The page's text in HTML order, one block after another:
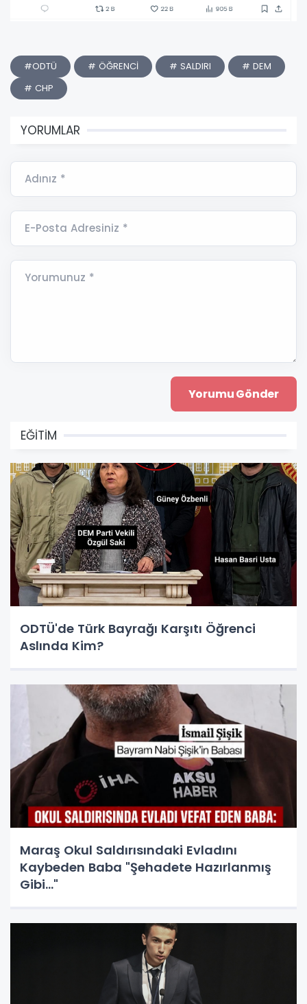
#ODTÜ # ÖĞRENCİ # SALDIRI
# DEM
# CHP
YORUMLAR
Adınız *
E-Posta Adresiniz *
Yorumunuz *
EĞİTİM
ODTÜ'de Türk Bayrağı Karşıtı Öğrenci
Aslında Kim?
Maraş Okul Saldırısındaki Evladını
Kaybeden Baba "Şehadete Hazırlanmış
Gibi..."